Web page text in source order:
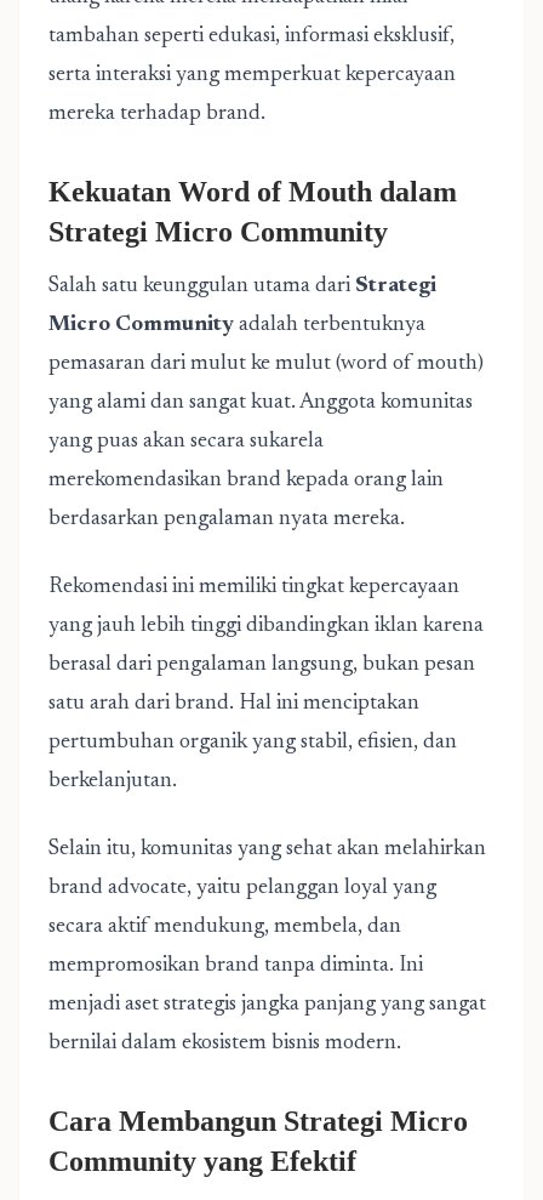
tambahan seperti edukasi, informasi eksklusif,
serta interaksi yang memperkuat kepercayaan
mereka terhadap brand.
Kekuatan Word of Mouth dalam
Strategi Micro Community
Salah satu keunggulan utama dari Strategi
Micro Community adalah terbentuknya
pemasaran dari mulut ke mulut (word of mouth)
yang alami dan sangat kuat. Anggota komunitas
yang puas akan secara sukarela
merekomendasikan brand kepada orang lain
berdasarkan pengalaman nyata mereka.
Rekomendasi ini memiliki tingkat kepercayaan
yang jauh lebih tinggi dibandingkan iklan karena
berasal dari pengalaman langsung, bukan pesan
satu arah dari brand. Hal ini menciptakan
pertumbuhan organik yang stabil, efisien, dan
berkelanjutan.
Selain itu, komunitas yang sehat akan melahirkan
brand advocate, yaitu pelanggan loyal yang
secara aktif mendukung, membela, dan
mempromosikan brand tanpa diminta. Ini
menjadi aset strategis jangka panjang yang sangat
bernilai dalam ekosistem bisnis modern.
Cara Membangun Strategi Micro
Community yang Efektif